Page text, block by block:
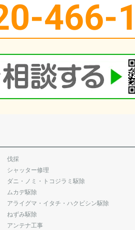
466-
伐採
シャッター修理
ダニ・ノミ・トコジラミ駆除
ムカデ駆除
アライグマ・イタチ・ハクビシン駆除
ねずみ駆除
アンテナ工事